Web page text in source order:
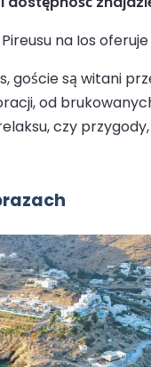
na Ios
goście są witani
od
czy